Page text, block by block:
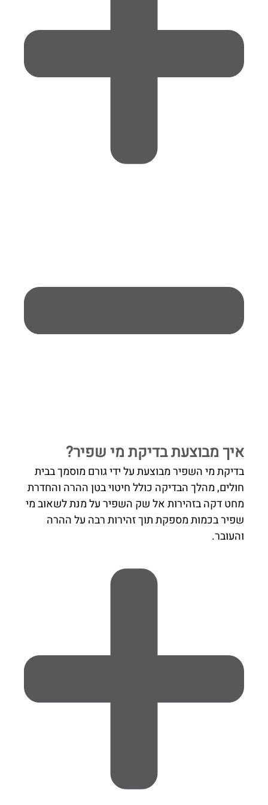
איך מבוצעת בדיקת מי שפיר?
בדיקת מי השפיר מבוצעת על ידי גורם מוסמך בבית
חולים, מהלך הבדיקה כולל חיטוי בטן ההרה והחדרת
מחט דקה בזהירות אל שק השפיר על מנת לשאוב מי
שפיר בכמות מספקת תוך זהירות רבה על ההרה
והעובר.